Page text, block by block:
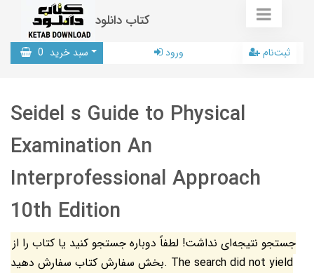
کتاب دانلود
سبد خرید 0 ورود ثبت‌نام
Seidel s Guide to Physical
Examination An
Interprofessional Approach
10th Edition
جستجو نتیجه‌ای نداشت! لطفاً دوباره جستجو کنید یا کتاب را از
بخش سفارش کتاب سفارش دهید. The search did not yield